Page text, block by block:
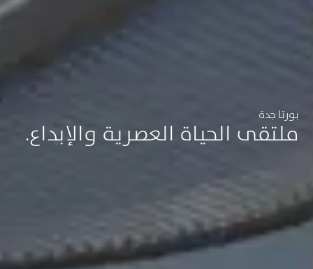
بورتا جدة
ملتقى الحياة العصرية والإبداع.